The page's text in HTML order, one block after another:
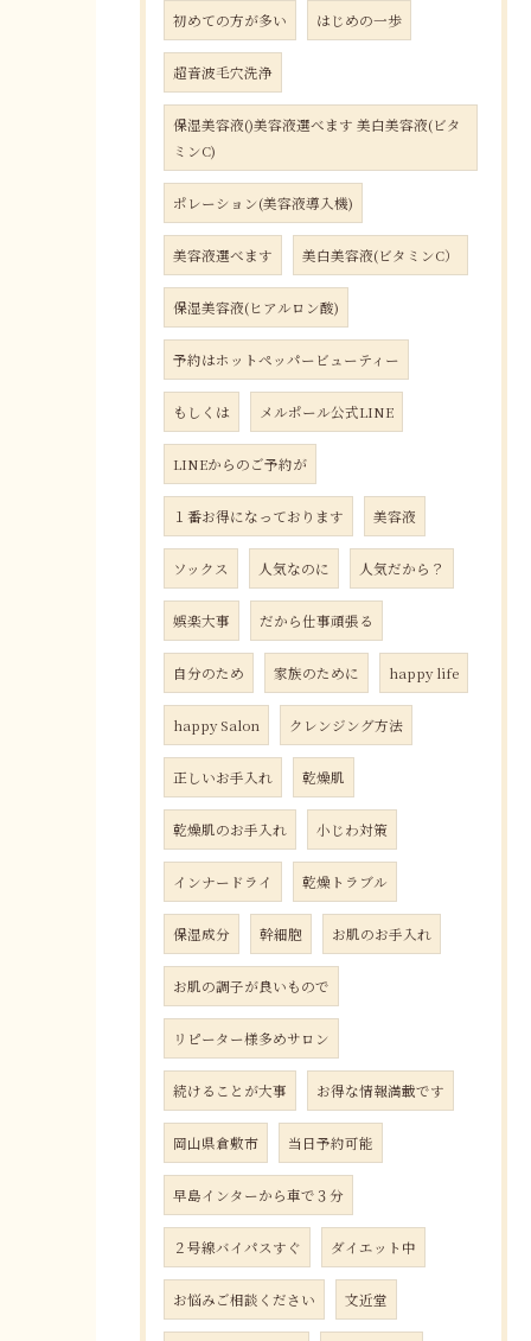
初めての方が多い はじめの一歩
超音波毛穴洗浄
保湿美容液()美容液選べます 美白美容液(ビタ
ミンC)
ポレーション(美容液導入機)
美容液選べます 美白美容液(ビタミンC）
保湿美容液(ヒアルロン酸)
予約はホットペッパービューティー
もしくは メルポール公式LINE
LINEからのご予約が
１番お得になっております 美容液
ソックス 人気なのに 人気だから？
娯楽大事 だから仕事頑張る
自分のため 家族のために happy life
happy Salon クレンジング方法
正しいお手入れ 乾燥肌
乾燥肌のお手入れ 小じわ対策
インナードライ 乾燥トラブル
保湿成分 幹細胞 お肌のお手入れ
お肌の調子が良いもので
リピーター様多めサロン
続けることが大事 お得な情報満載です
岡山県倉敷市 当日予約可能
早島インターから車で３分
２号線バイパスすぐ ダイエット中
お悩みご相談ください 文近堂